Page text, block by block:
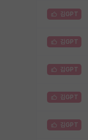
김GPT
김GPT
김GPT
김GPT
김GPT